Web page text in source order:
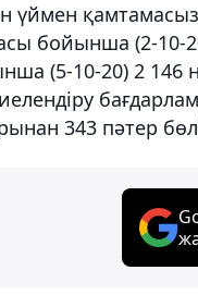
үймен
бойынша (2-10-
(5-10-20) 2 146
343 пәтер